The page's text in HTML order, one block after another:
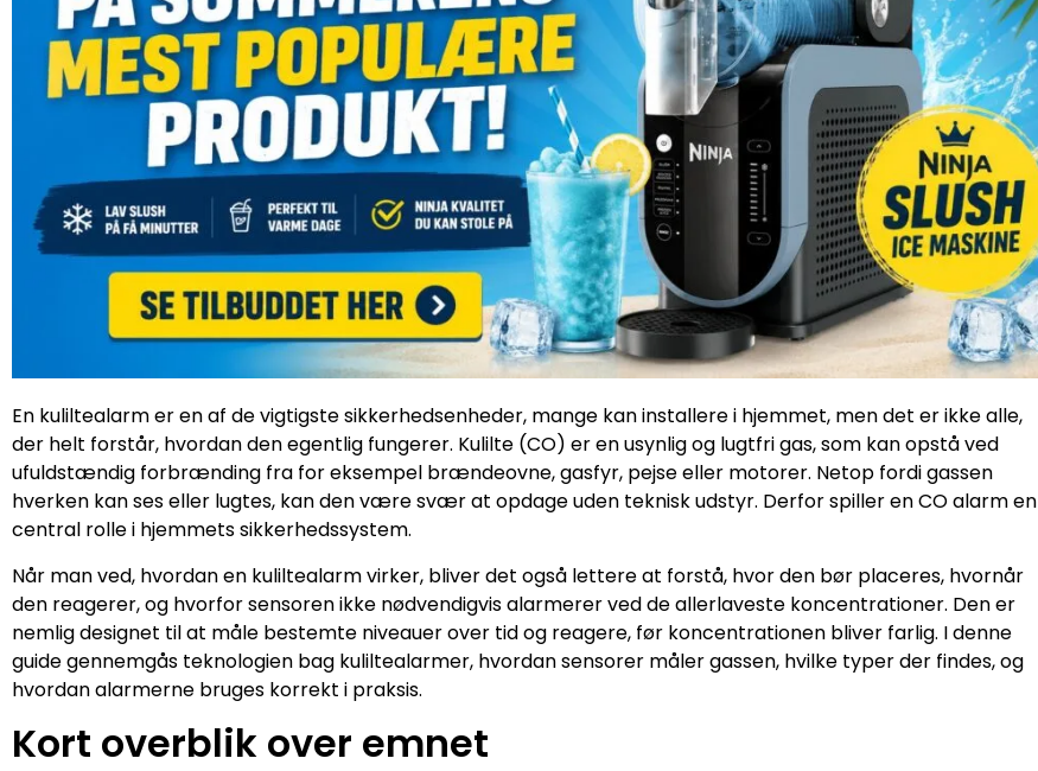
En kuliltealarm er en af de vigtigste sikkerhedsenheder, mange kan installere i hjemmet, men det er ikke alle,
der helt forstår, hvordan den egentlig fungerer. Kulilte (CO) er en usynlig og lugtfri gas, som kan opstå ved
ufuldstændig forbrænding fra for eksempel brændeovne, gasfyr, pejse eller motorer. Netop fordi gassen
hverken kan ses eller lugtes, kan den være svær at opdage uden teknisk udstyr. Derfor spiller en CO alarm en
central rolle i hjemmets sikkerhedssystem.
Når man ved, hvordan en kuliltealarm virker, bliver det også lettere at forstå, hvor den bør placeres, hvornår
den reagerer, og hvorfor sensoren ikke nødvendigvis alarmerer ved de allerlaveste koncentrationer. Den er
nemlig designet til at måle bestemte niveauer over tid og reagere, før koncentrationen bliver farlig. I denne
guide gennemgås teknologien bag kuliltealarmer, hvordan sensorer måler gassen, hvilke typer der findes, og
hvordan alarmerne bruges korrekt i praksis.
Kort overblik over emnet